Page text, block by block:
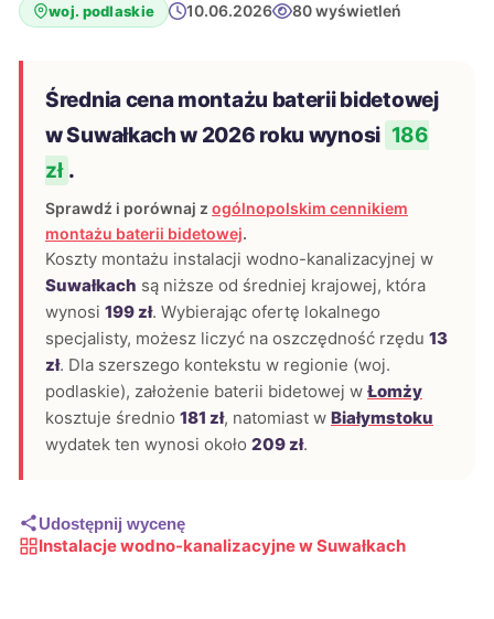
woj. podlaskie 10.06.2026 80 wyświetleń
Średnia cena montażu baterii bidetowej
w Suwałkach w 2026 roku wynosi 186
zł .
Sprawdź i porównaj z ogólnopolskim cennikiem
montażu baterii bidetowej.
Koszty montażu instalacji wodno-kanalizacyjnej w
Suwałkach są niższe od średniej krajowej, która
wynosi 199 zł. Wybierając ofertę lokalnego
specjalisty, możesz liczyć na oszczędność rzędu 13
zł. Dla szerszego kontekstu w regionie (woj.
podlaskie), założenie baterii bidetowej w Łomży
kosztuje średnio 181 zł, natomiast w Białymstoku
wydatek ten wynosi około 209 zł.
Udostępnij wycenę
Instalacje wodno-kanalizacyjne w Suwałkach